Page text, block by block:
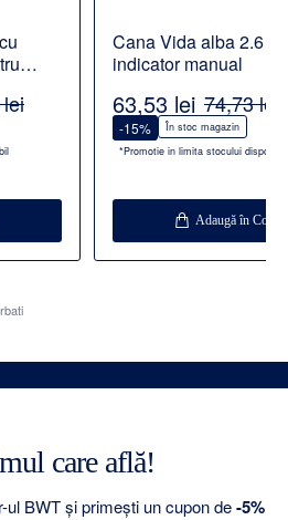
Cana Vida alba 2.6 l
indicator manual
În stoc magazin
*Promotie in limita stocului disponibil
-15%
63,53 lei 74,73 lei
Adaugă în Coş
care află!
ul BWT și primești un cupon de-5%